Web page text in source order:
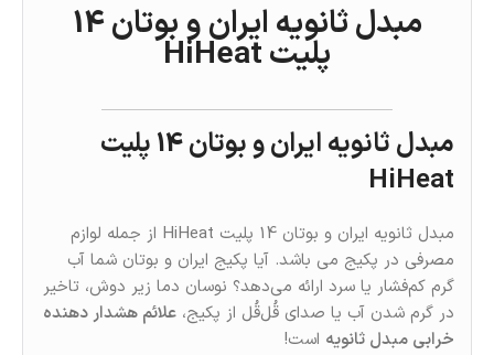
مبدل ثانویه ايران و بوتان 14
پلیت HiHeat
مبدل ثانویه ايران و بوتان 14 پلیت
HiHeat
مبدل ثانویه ايران و بوتان 14 پلیت HiHeat از جمله لوازم
مصرفی در پکیج می باشد. آیا پکیج ایران و بوتان شما آب
گرم کم‌فشار یا سرد ارائه می‌دهد؟ نوسان دما زیر دوش، تاخیر
در گرم شدن آب یا صدای قُل‌قُل از پکیج، علائم هشدار دهنده
خرابی مبدل ثانویه است!